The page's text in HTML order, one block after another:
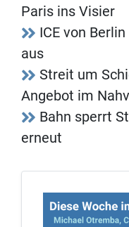
Paris ins Visier
ICE von
aus
Streit um
Angebot im
Bahn sperrt
erneut